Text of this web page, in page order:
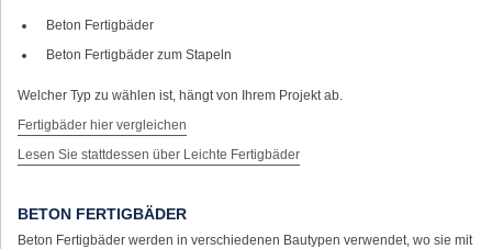
Beton Fertigbäder
Beton Fertigbäder zum Stapeln
Welcher Typ zu wählen ist, hängt von Ihrem Projekt ab.
Fertigbäder hier vergleichen
Lesen Sie stattdessen über Leichte Fertigbäder
BETON FERTIGBÄDER
Beton Fertigbäder werden in verschiedenen Bautypen verwendet, wo sie mit